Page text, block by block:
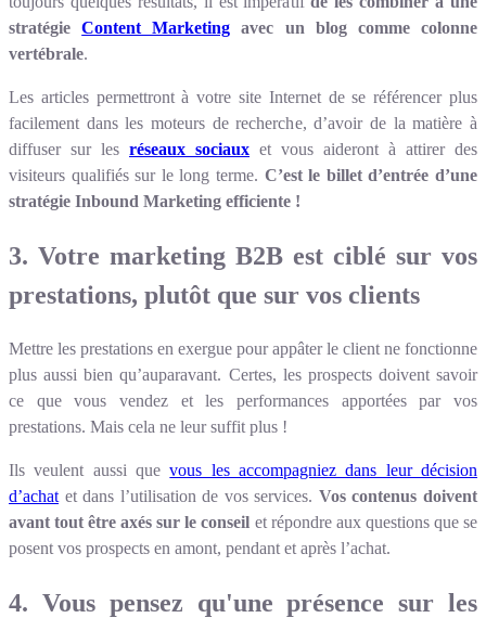
stratégieContent Marketing avec un blog comme colonne
vertébrale.
Les articles permettront à votre site Internet de se référencer plus
facilement dans les moteurs de recherche, d’avoir de la matière à
diffuser sur les réseaux sociaux et vous aideront à attirer des
visiteurs qualifiés sur le long terme. C’est le billet d’entrée d’une
stratégie Inbound Marketing efficiente !
3. Votre marketing B2B est ciblé sur vos
prestations, plutôt que sur vos clients
Mettre les prestations en exergue pour appâter le client ne fonctionne
plus aussi bien qu’auparavant. Certes, les prospects doivent savoir
ce que vous vendez et les performances apportées par vos
prestations. Mais cela ne leur suffit plus !
Ils veulent aussi quevous les accompagniez dans leur décision
d’achat et dans l’utilisation de vos services. Vos contenus doivent
avant tout être axés sur le conseil et répondre aux questions que se
posent vos prospects en amont, pendant et après l’achat.
4. Vous pensez qu'une présence sur les